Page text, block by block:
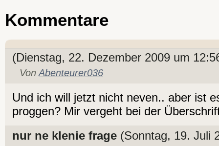
Kommentare
(Dienstag, 22. Dezember 2009 um
Von Abenteurer036
Und ich will jetzt nicht neven.. aber ist
proggen? Mir vergeht bei der
nur ne klenie frage (Sonntag, 19. Juli